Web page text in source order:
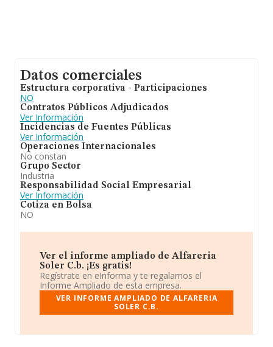
Datos comerciales
Estructura corporativa - Participaciones
NO
Contratos Públicos Adjudicados
Ver Información
Incidencias de Fuentes Públicas
Ver Información
Operaciones Internacionales
No constan
Grupo Sector
Industria
Responsabilidad Social Empresarial
Ver Información
Cotiza en Bolsa
NO
Ver el informe ampliado de Alfareria
Soler C.b. ¡Es gratis!
Regístrate en eInforma y te regalamos el
Informe Ampliado de esta empresa.
VER INFORME AMPLIADO DE ALFARERIA
SOLER C.B.